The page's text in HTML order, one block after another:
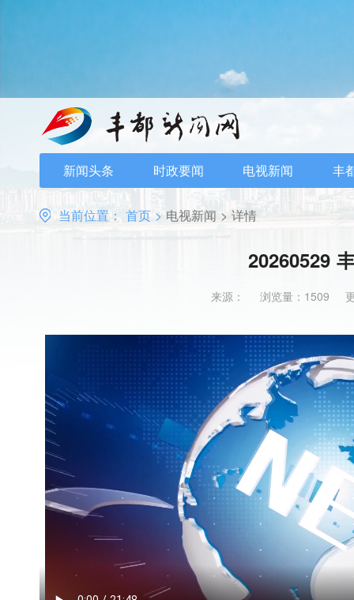
新闻头条 时政要闻 电视新闻 丰
当前位置： 首页 > 电视新闻 > 详情
20260529
来源： 浏览量：1509